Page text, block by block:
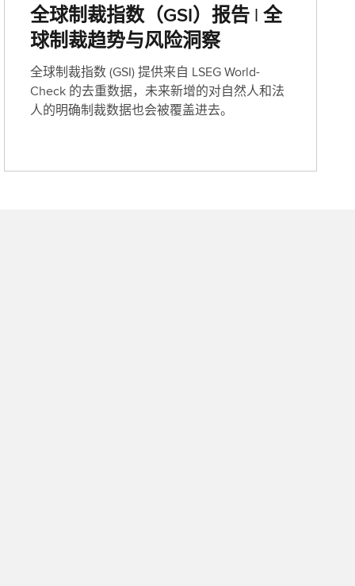
全球制裁指数（GSI）报告 | 全
球制裁趋势与风险洞察
全球制裁指数 (GSI) 提供来自 LSEG World-
Check 的去重数据，未来新增的对自然人和法
人的明确制裁数据也会被覆盖进去。